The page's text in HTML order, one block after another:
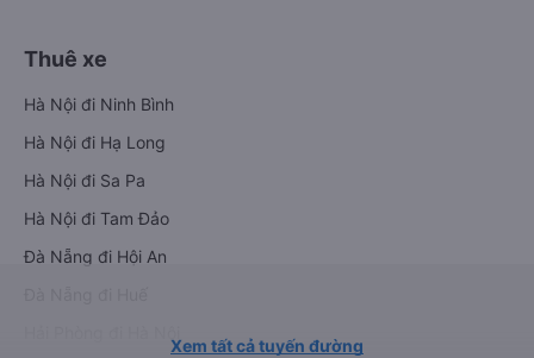
Thuê xe
Hà Nội đi Ninh Bình
Hà Nội đi Hạ Long
Hà Nội đi Sa Pa
Hà Nội đi Tam Đảo
Đà Nẵng đi Hội An
Xem tất cả tuyến đường